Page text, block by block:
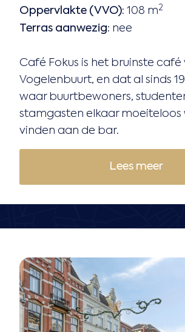
Oppervlakte (VVO): 108 m2
Terras aanwezig: nee
Café Fokus is het bruinste café
Vogelenbuurt, en dat al sinds
waar buurtbewoners,
stamgasten elkaar moeiteloos
vinden aan de bar.
Lees meer